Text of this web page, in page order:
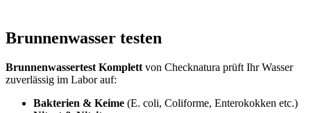
Brunnenwasser testen
Brunnenwassertest Komplett von Checknatura prüft Ihr Wasser
zuverlässig im Labor auf:
Bakterien & Keime (E. coli, Coliforme, Enterokokken etc.)